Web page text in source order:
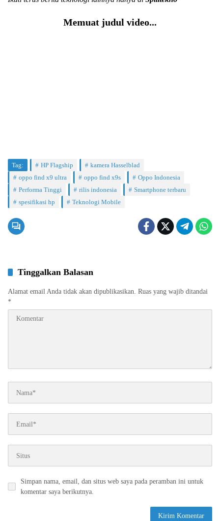
Memuat judul video...
Tag: HP Flagship
kamera Hasselblad
oppo find x9 ultra
oppo find x9s
Oppo Indonesia
Performa Tinggi
rilis indonesia
Smartphone terbaru
spesifikasi hp
Teknologi Mobile
Tinggalkan Balasan
Alamat email Anda tidak akan dipublikasikan. Ruas yang wajib ditandai
*
Simpan nama, email, dan situs web saya pada peramban ini untuk
komentar saya berikutnya.